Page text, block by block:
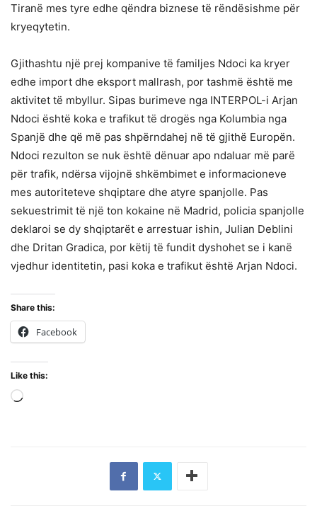
Tiranë mes tyre edhe qëndra biznese të rëndësishme për
kryeqytetin.
Gjithashtu një prej kompanive të familjes Ndoci ka kryer
edhe import dhe eksport mallrash, por tashmë është me
aktivitet të mbyllur. Sipas burimeve nga INTERPOL-i Arjan
Ndoci është koka e trafikut të drogës nga Kolumbia nga
Spanjë dhe që më pas shpërndahej në të gjithë Europën.
Ndoci rezulton se nuk është dënuar apo ndaluar më parë
për trafik, ndërsa vijojnë shkëmbimet e informacioneve
mes autoriteteve shqiptare dhe atyre spanjolle. Pas
sekuestrimit të një ton kokaine në Madrid, policia spanjolle
deklaroi se dy shqiptarët e arrestuar ishin, Julian Deblini
dhe Dritan Gradica, por këtij të fundit dyshohet se i kanë
vjedhur identitetin, pasi koka e trafikut është Arjan Ndoci.
Share this:
Facebook
Like this: